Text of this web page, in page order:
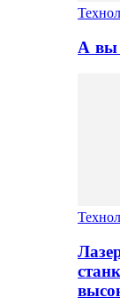
А вы